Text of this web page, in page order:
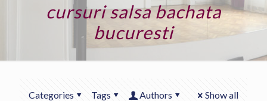
cursuri salsa bachata
bucuresti
Categories Tags Authors Show all